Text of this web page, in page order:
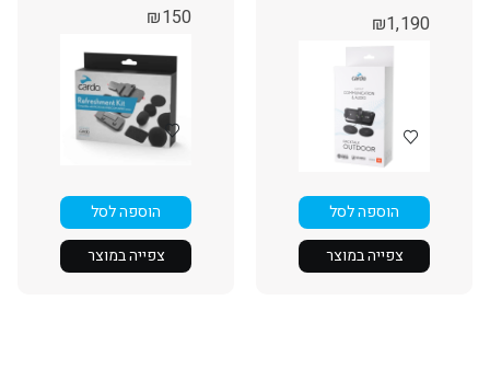
₪1,190
הוספה לסל
צפייה במוצר
₪150
הוספה לסל
צפייה במוצר